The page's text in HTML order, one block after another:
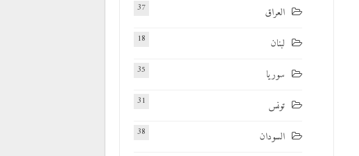
العراق 37
لبنان 18
سوريا 35
تونس 31
السودان 38